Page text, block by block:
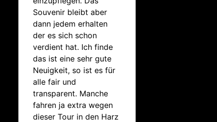
Souvenir bleibt aber
dann jedem erhalten
der es sich schon
verdient hat. Ich finde
das ist eine sehr gute
Neuigkeit, so ist es für
alle fair und
transparent. Manche
fahren ja extra wegen
dieser Tour in den Harz